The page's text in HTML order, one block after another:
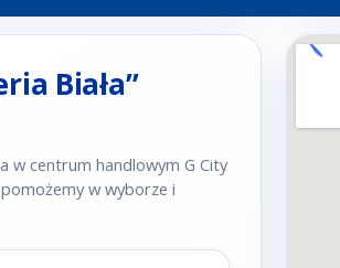
Biała”
w centrum handlowym G City
pomożemy w wyborze i